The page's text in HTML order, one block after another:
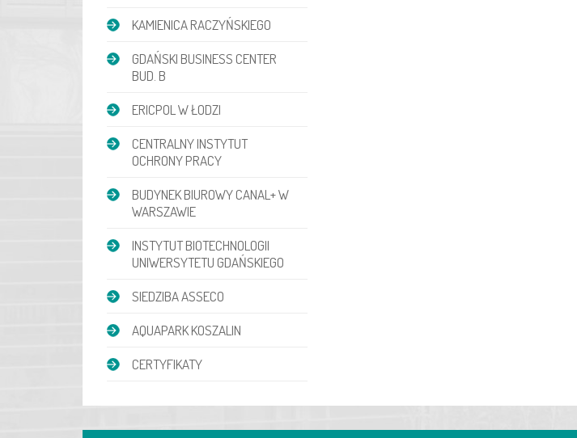
KAMIENICA RACZYŃSKIEGO
GDAŃSKI BUSINESS CENTER
BUD. B
ERICPOL W ŁODZI
CENTRALNY INSTYTUT
OCHRONY PRACY
BUDYNEK BIUROWY CANAL+ W
WARSZAWIE
INSTYTUT BIOTECHNOLOGII
UNIWERSYTETU GDAŃSKIEGO
SIEDZIBA ASSECO
AQUAPARK KOSZALIN
CERTYFIKATY